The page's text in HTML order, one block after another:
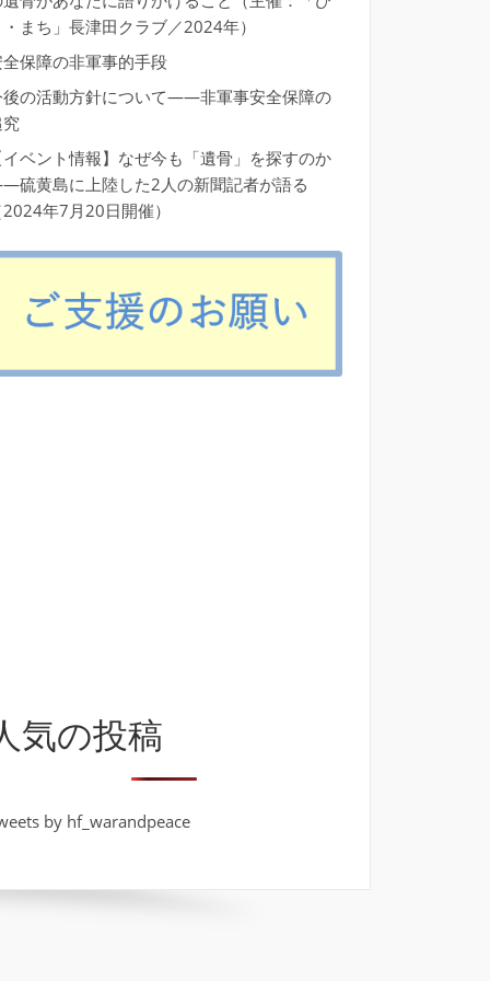
まち」長津田クラブ／2024年）
保障の非軍事的手段
後の活動方針について――非軍事安全保障の
ベント情報】なぜ今も「遺骨」を探すのか
硫黄島に上陸した2人の新聞記者が語る
年7月20日開催）
気の投稿
by hf_warandpeace